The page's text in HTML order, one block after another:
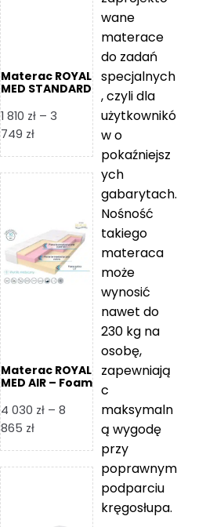
Materac ROYAL
MED STANDARD
1 810 zł – 3
749 złZakres
od
3
749 zł
Materac ROYAL
MED AIR – Foam
4 030 zł – 8
865 złZakres
od
wane
materace
do zadań
specjalnych
, czyli dla
użytkownikó
w o
pokaźniejsz
ych
gabarytach.
Nośność
takiego
materaca
może
wynosić
nawet do
230 kg na
osobę,
zapewniają
c
maksymaln
ą wygodę
przy
poprawnym
podparciu
kręgosłupa.